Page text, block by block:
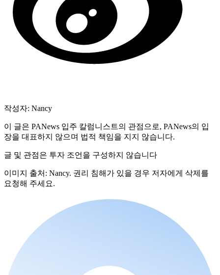
작성자: Nancy
이 글은 PANews 입주 칼럼니스트의 관점으로, PANews의 입
장을 대표하지 않으며 법적 책임을 지지 않습니다.
글 및 관점은 투자 조언을 구성하지 않습니다
이미지 출처: Nancy. 권리 침해가 있을 경우 저자에게 삭제를
요청해 주세요.